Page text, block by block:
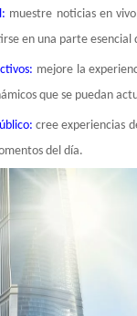
muestre noticias en
en una parte esencial
mejore la
que se puedan
cree experiencias
del día.